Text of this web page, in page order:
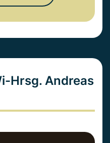
Hrsg. Andreas